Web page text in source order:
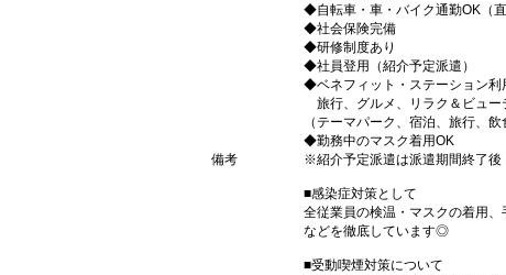
◆自転車・車・バイク通勤OK（
◆社会保険完備
◆研修制度あり
◆社員登用（紹介予定派遣）
◆ベネフィット・ステーション利
旅行、グルメ、リラク＆ビュー
（テーマパーク、宿泊、旅行、
◆勤務中のマスク着用OK
備考
※紹介予定派遣は派遣期間終了後
■感染症対策として
全従業員の検温・マスクの着用
などを徹底しています◎
■受動喫煙対策について